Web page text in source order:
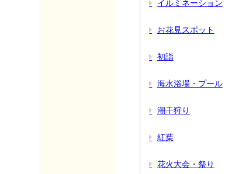
イルミネーション
お花見スポット
初詣
海水浴場・プール
潮干狩り
紅葉
花火大会・祭り